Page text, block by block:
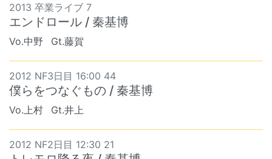
2013 卒業ライブ 7
エンドロール / 秦基博
Vo.中野 Gt.藤賀
2012 NF3日目 16:00 44
僕らをつなぐもの / 秦基博
Vo.上村 Gt.井上
2012 NF2日目 12:30 21